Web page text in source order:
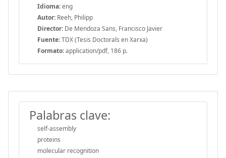
Idioma:eng
Autor: Reeh, Philipp
Director: De Mendoza Sans, Francisco Javier
Fuente:TDX (Tesis Doctorals en Xarxa)
Formato:application/pdf, 186 p.
Palabras clave:
self-assembly
proteins
molecular recognition